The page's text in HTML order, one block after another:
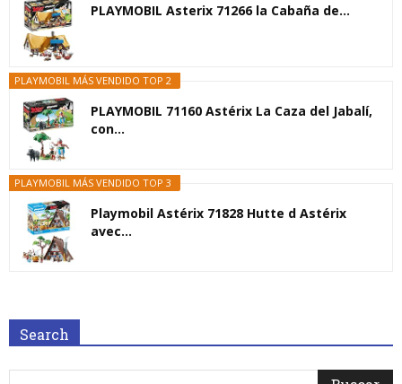
PLAYMOBIL Asterix 71266 la Cabaña de...
PLAYMOBIL MÁS VENDIDO TOP 2
PLAYMOBIL 71160 Astérix La Caza del Jabalí,
con...
PLAYMOBIL MÁS VENDIDO TOP 3
Playmobil Astérix 71828 Hutte d Astérix
avec...
Search